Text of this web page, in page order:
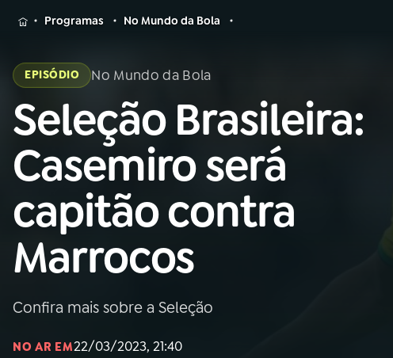
MENU
Buscar
na
Rádio
Nacional
AO VIVO
01INÍCIO
02A RÁDIO
03PROGRAMAÇÃO
na
Rádio
Programas No Mundo da Bola
EPISÓDIO No Mundo da Bola
Seleção Brasileira:
Casemiro será
capitão contra
Marrocos
Confira mais sobre a Seleção
NO AR EM22/03/2023, 21:40